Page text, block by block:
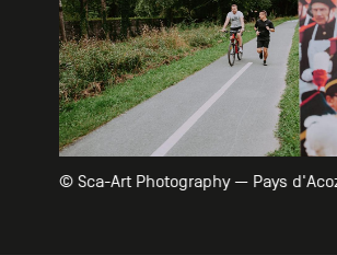
© Sca-Art Photography — Pays